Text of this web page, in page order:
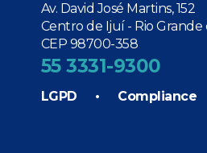
Av. David José Martins, 152
Centro de Ijuí - Rio Grande
CEP 98700-358
55 3331-9300
LGPD • Compliance